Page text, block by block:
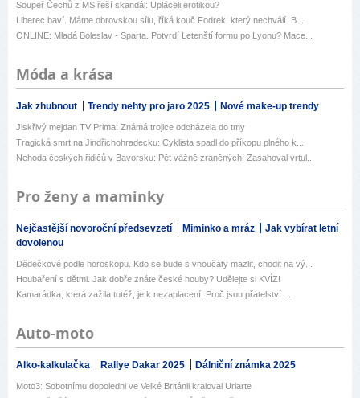
Soupeř Čechů z MS řeší skandál: Upláceli erotikou?
Liberec baví. Máme obrovskou sílu, říká kouč Fodrek, který nechválí. B...
ONLINE: Mladá Boleslav - Sparta. Potvrdí Letenští formu po Lyonu? Mace...
Móda a krása
Jak zhubnout Trendy nehty pro jaro 2025 Nové make-up trendy
Jiskřivý mejdan TV Prima: Známá trojice odcházela do tmy
Tragická smrt na Jindřichohradecku: Cyklista spadl do příkopu plného k...
Nehoda českých řidičů v Bavorsku: Pět vážně zraněných! Zasahoval vrtul...
Pro ženy a maminky
Nejčastější novoroční předsevzetí Miminko a mráz
Jak vybírat letní
dovolenou
Dědečkové podle horoskopu. Kdo se bude s vnoučaty mazlit, chodit na vý...
Houbaření s dětmi. Jak dobře znáte české houby? Udělejte si KVÍZ!
Kamarádka, která zažila totéž, je k nezaplacení. Proč jsou přátelství ...
Auto-moto
Alko-kalkulačka Rallye Dakar 2025 Dálniční známka 2025
Moto3: Sobotnímu dopoledni ve Velké Británii kraloval Uriarte